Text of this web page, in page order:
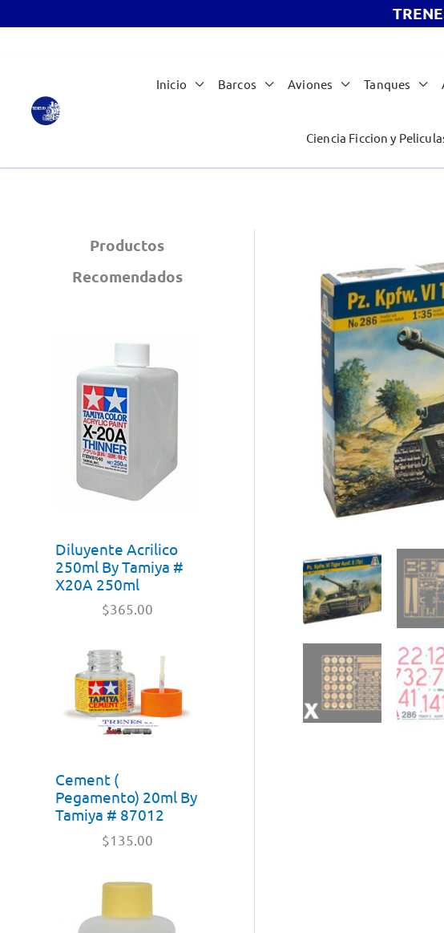
contenido
Inicio Barcos Aviones Tanques
Ciencia Ficcion y
Productos
Recomendados
Diluyente Acrilico
250ml By Tamiya #
X20A 250ml
$365.00
Cement (
Pegamento) 20ml By
Tamiya # 87012
$135.00